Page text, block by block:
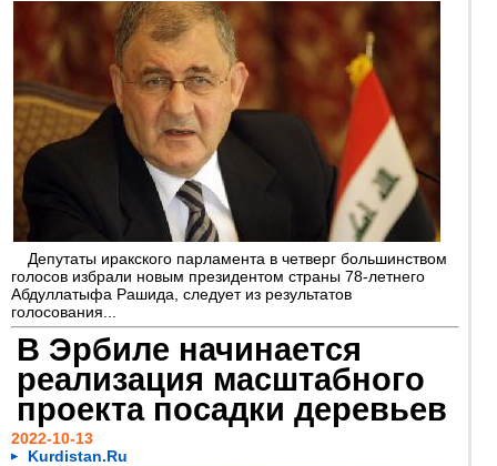
Депутаты иракского парламента в четверг большинством
голосов избрали новым президентом страны 78-летнего
Абдуллатыфа Рашида, следует из результатов
голосования...
В Эрбиле начинается
реализация масштабного
проекта посадки деревьев
2022-10-13
Kurdistan.Ru